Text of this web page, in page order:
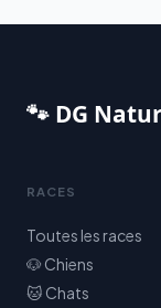
🐾 DG
RACES
Toutes les races
🐶 Chiens
🐱 Chats